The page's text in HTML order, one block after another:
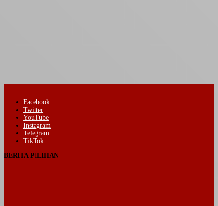
Facebook
Twitter
YouTube
Instagram
Telegram
TikTok
BERITA PILIHAN